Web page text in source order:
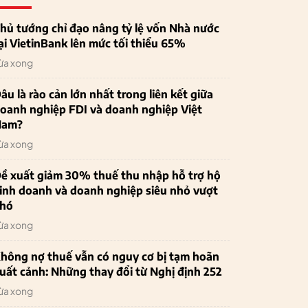
tướng chỉ đạo nâng tỷ lệ vốn Nhà nước
VietinBank lên mức tối thiểu 65%
xong
là rào cản lớn nhất trong liên kết giữa
nghiệp FDI và doanh nghiệp Việt
xong
xuất giảm 30% thuế thu nhập hỗ trợ hộ
doanh và doanh nghiệp siêu nhỏ vượt
xong
nợ thuế vẫn có nguy cơ bị tạm hoãn
cảnh: Những thay đổi từ Nghị định 252
xong